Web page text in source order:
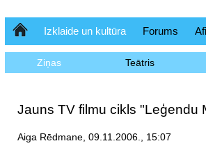
SākumlapaIzklaide un kultūra Forums
Ziņas Teātris
Jauns TV filmu cikls "Leģendu
Aiga Rēdmane, 09.11.2006., 15:07